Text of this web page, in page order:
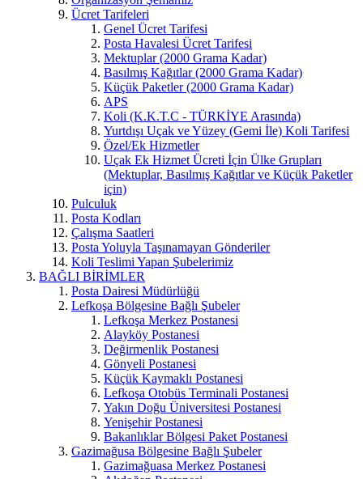
Ücret Tarifeleri
Genel Ücret Tarifesi
Posta Havalesi Ücret Tarifesi
Mektuplar (2000 Grama Kadar)
Basılmış Kağıtlar (2000 Grama Kadar)
Küçük Paketler (2000 Grama Kadar)
APS
Koli (K.K.T.C - TÜRKİYE Arasında)
Yurtdışı Uçak ve Yüzey (Gemi İle) Koli Tarifesi
Özel/Ek Hizmetler
Uçak Ek Hizmet Ücreti İçin Ülke Grupları
(Mektuplar, Basılmış Kağıtlar ve Küçük Paketler
için)
Pulculuk
Posta Kodları
Çalışma Saatleri
Posta Yoluyla Taşınamayan Gönderiler
Koli Teslimi Yapan Şubelerimiz
BAĞLI BİRİMLER
Posta Dairesi Müdürlüğü
Lefkoşa Bölgesine Bağlı Şubeler
Lefkoşa Merkez Postanesi
Alayköy Postanesi
Değirmenlik Postanesi
Gönyeli Postanesi
Küçük Kaymaklı Postanesi
Lefkoşa Otobüs Terminali Postanesi
Yakın Doğu Üniversitesi Postanesi
Yenişehir Postanesi
Bakanlıklar Bölgesi Paket Postanesi
Gazimağusa Bölgesine Bağlı Şubeler
Gazimağuasa Merkez Postanesi